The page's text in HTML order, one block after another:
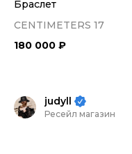
Браслет
CENTIMETERS 17
180 000 ₽
judyll
Ресейл магазин